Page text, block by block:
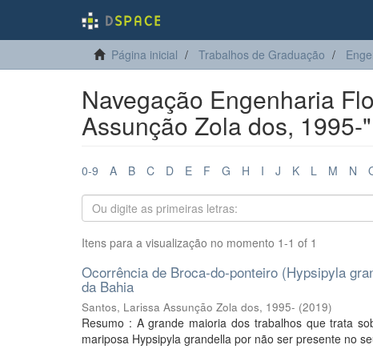
Página inicial Trabalhos de Graduação
Navegação Engenharia
Assunção Zola dos, 1995-"
0-9 A B C D E F G H I J K L M N
Itens para a visualização no momento 1-1 of 1
Ocorrência de Broca-do-ponteiro (Hypsipyla
da Bahia
Santos, Larissa Assunção Zola dos, 1995- (2019)
Resumo : A grande maioria dos trabalhos que trata
mariposa Hypsipyla grandella por não ser presente no